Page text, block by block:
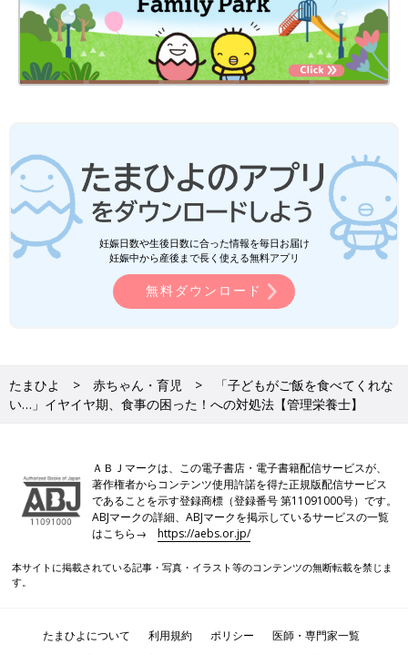
妊娠日数や生後日数に合った情報を毎日お届け
妊娠中から産後まで長く使える無料アプリ
無料ダウンロード
たまひよ 赤ちゃん・育児
「子どもがご飯を食べてくれな
い…」イヤイヤ期、食事の困った！への対処法【管理栄養士】
ＡＢＪマークは、この電子書店・電子書籍配信サービスが、
著作権者からコンテンツ使用許諾を得た正規版配信サービス
であることを示す登録商標（登録番号 第11091000号）です。
ABJマークの詳細、ABJマークを掲示しているサービスの一覧
はこちら→https://aebs.or.jp/
本サイトに掲載されている記事・写真・イラスト等のコンテンツの無断転載を禁じま
す。
たまひよについて 利用規約 ポリシー
医師・専門家一覧